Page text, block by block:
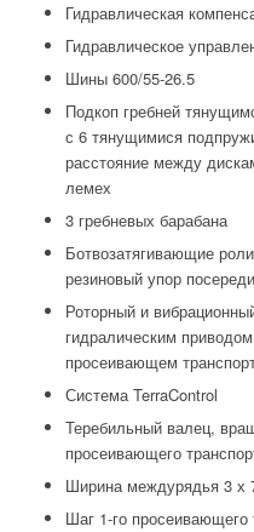
Гидравлическая
Гидравлическое
Шины 600/55-26.5
Подкоп гребней
с 6 тянущимися
расстояние между
лемех
3 гребневых барабана
Ботвозатягивающие
резиновый упор
Роторный и
гидралическим
просеивающем
Система TerraControl
Теребильный валец,
просеивающего
Ширина междурядья 3 х
Шаг 1-го